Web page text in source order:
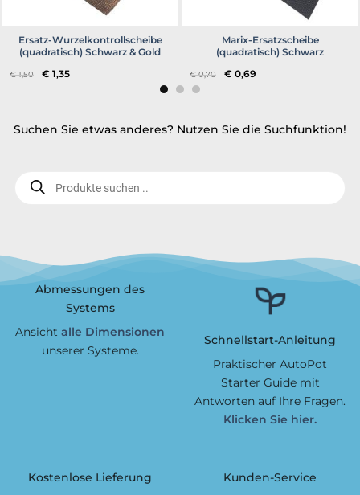
Ersatz-Wurzelkontrollscheibe
(quadratisch) Schwarz & Gold
€1,50 Ursprünglicher
Preis
€ 1,35Aktueller
Marix-Ersatzscheibe
(quadratisch) Schwarz
€0,70 Ursprünglicher
Preis
€ 0,69
Suchen Sie etwas anderes? Nutzen Sie die Suchfunktion!
Abmessungen des
Systems
Ansicht alle Dimensionen
unserer Systeme.
Schnellstart-Anleitung
Praktischer AutoPot
Starter Guide mit
Antworten auf Ihre Fragen.
Klicken Sie hier.
Kostenlose Lieferung
Kunden-Service